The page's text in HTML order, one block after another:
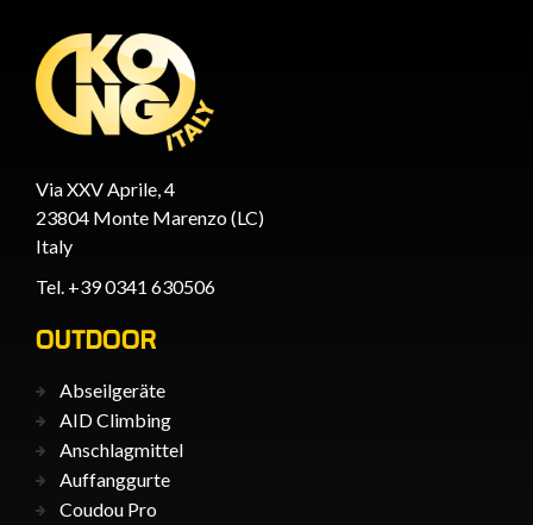
Via XXV Aprile, 4
23804 Monte Marenzo (LC)
Italy
Tel. +39 0341 630506
OUTDOOR
Abseilgeräte
AID Climbing
Anschlagmittel
Auffanggurte
Coudou Pro